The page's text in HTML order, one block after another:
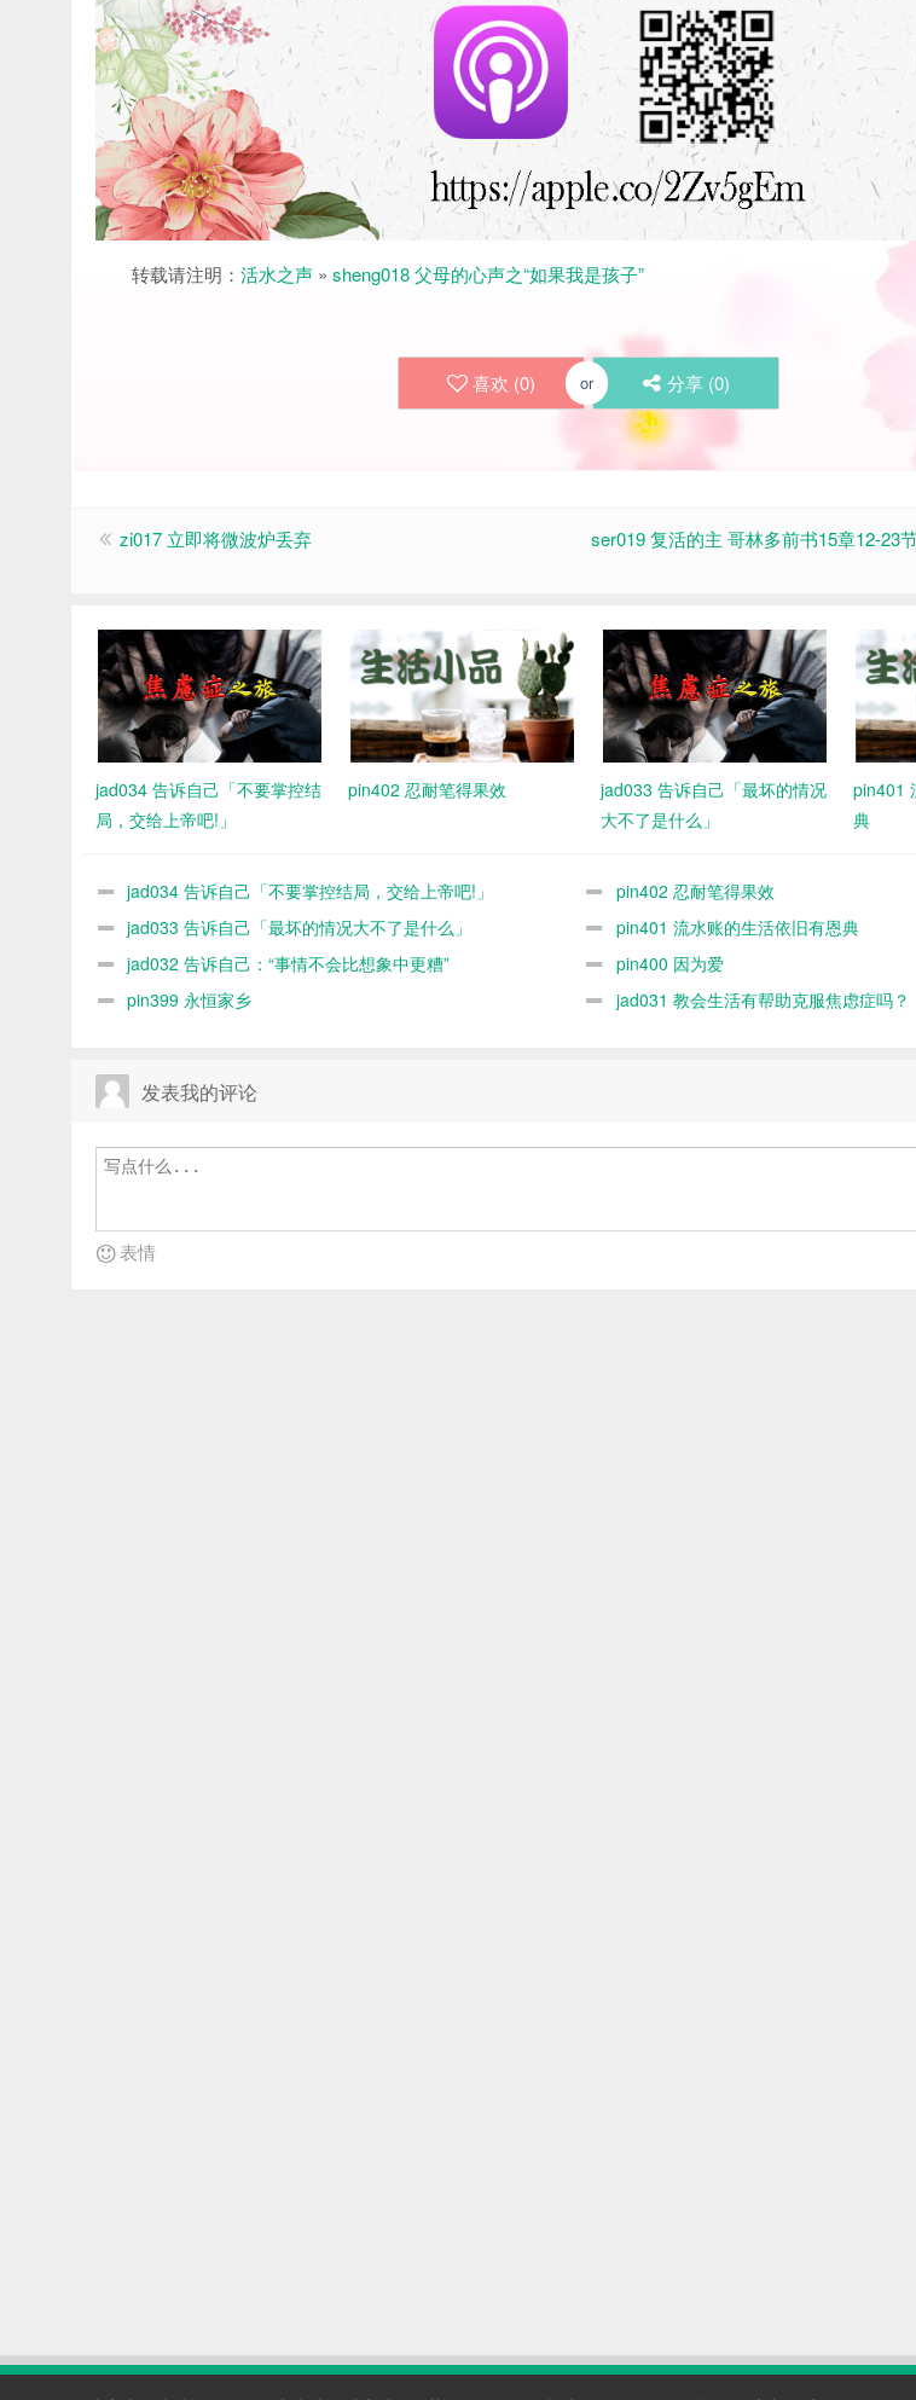
转载请注明： 活水之声 » sheng018 父母的心声之“如果我是孩子”
喜欢 (0) or 分享 (0)
zi017 立即将微波炉丢弃
ser019 复活的主 哥林多前书15章12-23
jad034 告诉自己「不要掌控结
局，交给上帝吧!」
pin402 忍耐笔得果效
jad033 告诉自己「最坏的情况
大不了是什么」
pin401
典
jad034 告诉自己「不要掌控结局，交给上帝吧!」
pin402 忍耐笔得果效
jad033 告诉自己「最坏的情况大不了是什么」
pin401 流水账的生活依旧有恩典
jad032 告诉自己：“事情不会比想象中更糟”
pin400 因为爱
pin399 永恒家乡
jad031 教会生活有帮助克服焦虑症吗？
发表我的评论
表情